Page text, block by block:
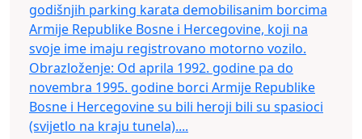
godišnjih parking karata demobilisanim borcima
Armije Republike Bosne i Hercegovine, koji na
svoje ime imaju registrovano motorno vozilo.
Obrazloženje: Od aprila 1992. godine pa do
novembra 1995. godine borci Armije Republike
Bosne i Hercegovine su bili heroji bili su spasioci
(svijetlo na kraju tunela)....